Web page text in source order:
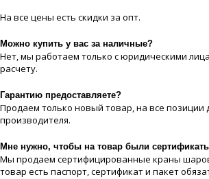
На все цeны есть скидки за опт.
Можно купить у вас за наличные?
Нет, мы работаем только с юридическими
расчету.
Гарантию предоставляете?
Продаем только новый товар, на все позиции
производителя.
Мне нужно, чтобы на товар были
Мы продаем сертифицированные краны
товар есть паспорт, сертификат и пакет